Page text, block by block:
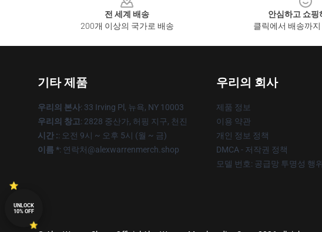
전 세계 배송
200개 이상의 국가로 배송
안심하고 쇼핑
클릭에서 배송까
기타 제품
우리의 본사: 33 Irving Pl, 뉴욕, NY 10003
우리의 창고: 2828 중산가, 허핑 지구, 천진
시간 :: 오전 9시 ~ 오후 5시 (월 ~ 금)
이름 *: 연락처@alexwarrenmerch.shop
우리의 회사
제품 정보
이용 약관
개인 정보 정책
DMCA - 저작권 정책
모델 번호: 공급망 투명성 행위
UNLOCK
10% OFF